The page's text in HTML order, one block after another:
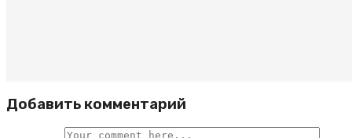
Добавить комментарий